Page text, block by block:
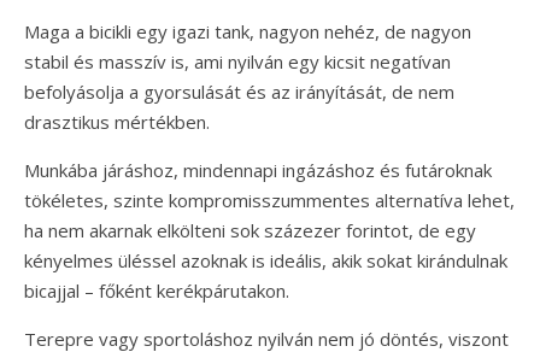
Maga a bicikli egy igazi tank, nagyon nehéz, de nagyon
stabil és masszív is, ami nyilván egy kicsit negatívan
befolyásolja a gyorsulását és az irányítását, de nem
drasztikus mértékben.
Munkába járáshoz, mindennapi ingázáshoz és futároknak
tökéletes, szinte kompromisszummentes alternatíva lehet,
ha nem akarnak elkölteni sok százezer forintot, de egy
kényelmes üléssel azoknak is ideális, akik sokat kirándulnak
bicajjal – főként kerékpárutakon.
Terepre vagy sportoláshoz nyilván nem jó döntés, viszont